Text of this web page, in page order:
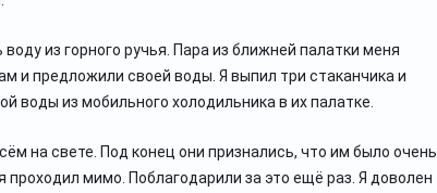
из горного ручья. Пара из ближней палатки меня
и предложили своей воды. Я выпил три стаканчика и
воды из мобильного холодильника в их палатке.
на свете. Под конец они признались, что им было очень
проходил мимо. Поблагодарили за это ещё раз. Я доволен